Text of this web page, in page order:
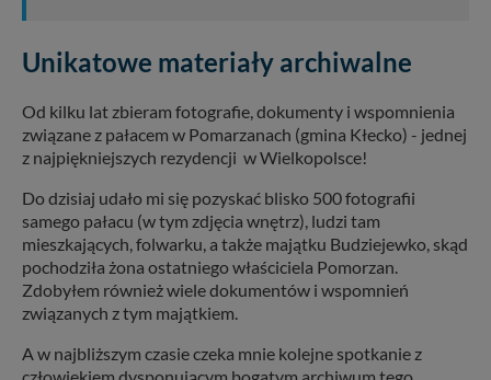
Unikatowe materiały archiwalne
Od kilku lat zbieram fotografie, dokumenty i wspomnienia
związane z pałacem w Pomarzanach (gmina Kłecko) - jednej
z najpiękniejszych rezydencji w Wielkopolsce!
Do dzisiaj udało mi się pozyskać blisko 500 fotografii
samego pałacu (w tym zdjęcia wnętrz), ludzi tam
mieszkających, folwarku, a także majątku Budziejewko, skąd
pochodziła żona ostatniego właściciela Pomorzan.
Zdobyłem również wiele dokumentów i wspomnień
związanych z tym majątkiem.
A w najbliższym czasie czeka mnie kolejne spotkanie z